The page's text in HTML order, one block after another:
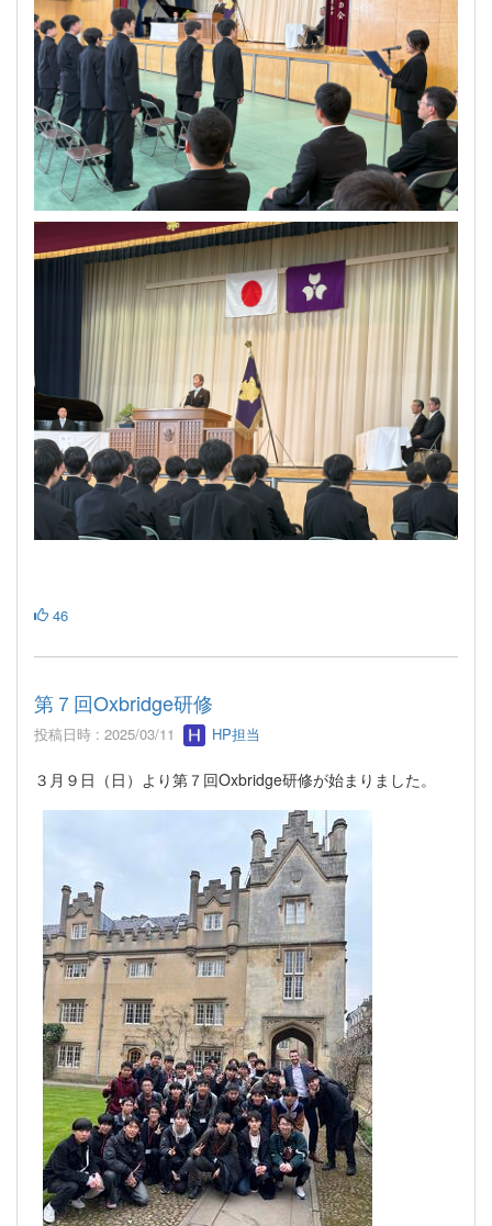
46
第７回Oxbridge研修
投稿日時 : 2025/03/11 HP担当
３月９日（日）より第７回Oxbridge研修が始まりました。